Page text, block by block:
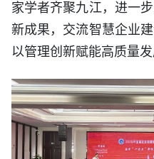
家学者齐聚九江，进一
新成果，交流智慧企业
以管理创新赋能高质量发